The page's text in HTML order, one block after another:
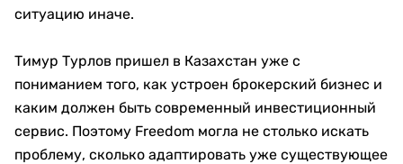
ситуацию иначе.
Тимур Турлов пришел в Казахстан уже с
пониманием того, как устроен брокерский бизнес и
каким должен быть современный инвестиционный
сервис. Поэтому Freedom могла не столько искать
проблему, сколько адаптировать уже существующее